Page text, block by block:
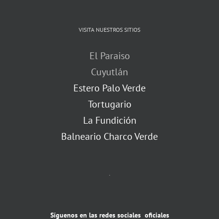
VISITA NUESTROS SITIOS
El Paraiso
Cuyutlán
Estero Palo Verde
Tortugario
La Fundición
Balneario Charco Verde
.
Síguenos en las redes sociales oficiales